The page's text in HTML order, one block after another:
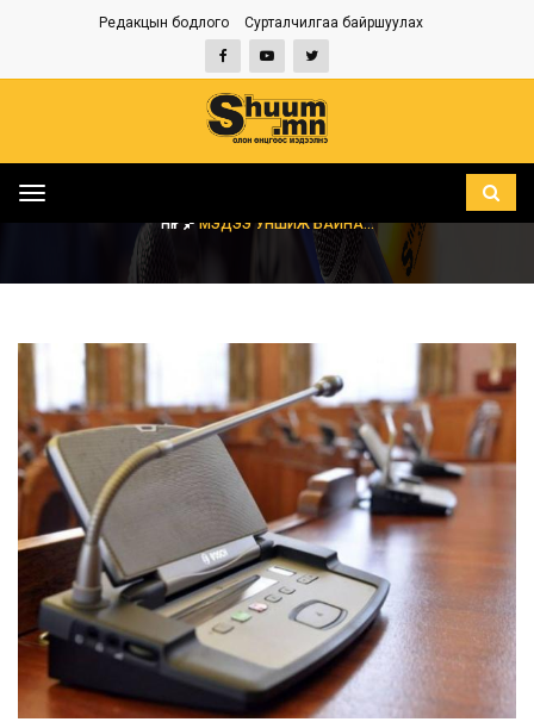
Редакцын бодлого Сурталчилгаа байршуулах
Toggle
НҮҮР МЭДЭЭ УНШИЖ БАЙНА...